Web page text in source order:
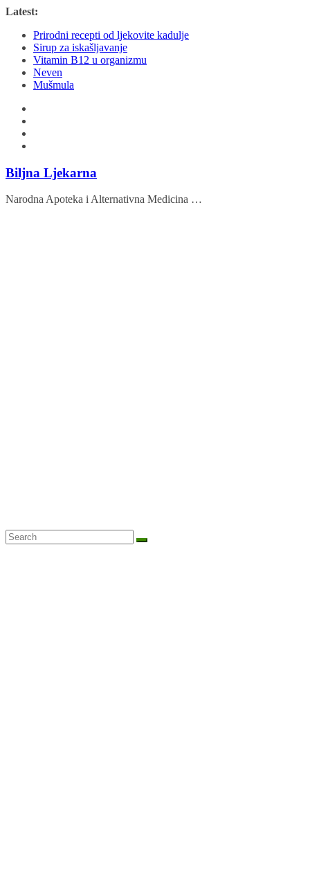
Skip
content
Latest:
Prirodni recepti od ljekovite kadulje
Sirup za iskašljavanje
Vitamin B12 u organizmu
Neven
Mušmula
Biljna Ljekarna
Narodna Apoteka i Alternativna Medicina …